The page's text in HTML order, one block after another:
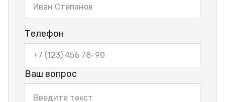
Телефон
Ваш вопрос